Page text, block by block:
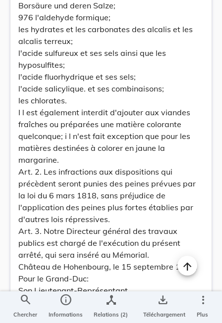
Borsäure und deren Salze;
976 l'aldehyde formique;
les hydrates et les carbonates des alcalis et les
alcalis terreux;
l'acide sulfureux et ses sels ainsi que les
hyposulfites;
l'acide fluorhydrique et ses sels;
l'acide salicylique. et ses combinaisons;
les chlorates.
I l est également interdit d'ajouter aux viandes
fraîches ou préparées une matière colorante
quelconque; i l n'est fait exception que pour les
matières destinées à colorer en jaune la
margarine.
Art. 2. Les infractions aux dispositions qui
précèdent seront punies des peines prévues par
la loi du 6 mars 1818, sans préjudice de
l'application des peines plus fortes établies par
d'autres lois répressives.
Art. 3. Notre Directeur général des travaux
publics est chargé de l'exécution du présent
arrêté, qui sera inséré au Mémorial.
Château de Hohenbourg, le 15 septembre 1902.
Pour le Grand-Duc:
Son Lieutenant-Représentant,
GUILLAUME,
Grand-Duc Héréditaire.
search
Chercher
info
Informations
device_hub
Relations (2)
save_alt
Téléchargement
more_vert
Plus